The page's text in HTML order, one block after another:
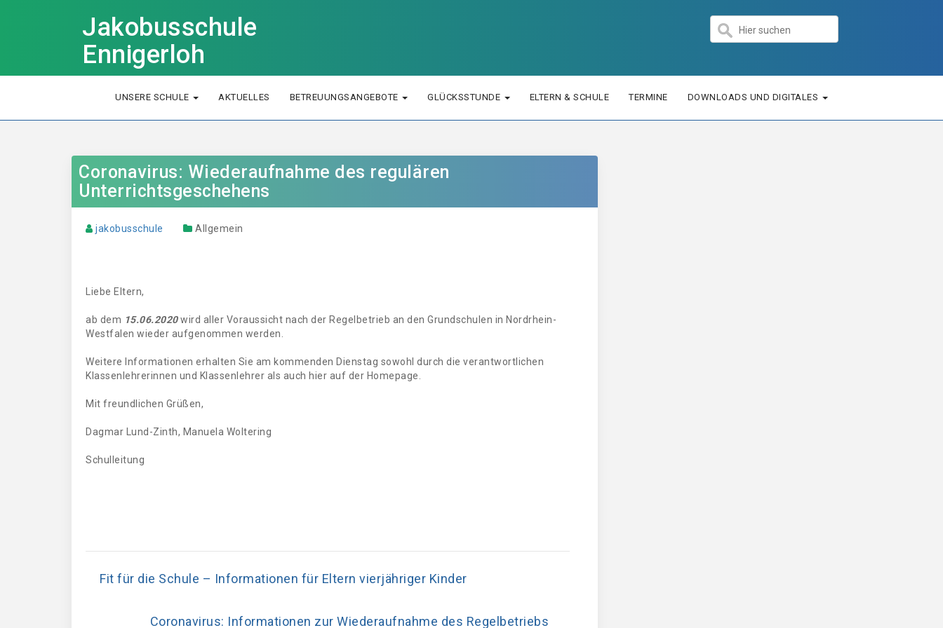
Jakobusschule
Ennigerloh
UNSERE SCHULE AKTUELLES BETREUUNGSANGEBOTE GLÜCKSSTUNDE ELTERN & SCHULE TERMINE DOWNLOADS UND DIGITALES
Coronavirus: Wiederaufnahme des regulären
Unterrichtsgeschehens
jakobusschule Allgemein
Liebe Eltern,
ab dem 15.06.2020wird aller Voraussicht nach der Regelbetrieb an den Grundschulen in Nordrhein-
Westfalen wieder aufgenommen werden.
Weitere Informationen erhalten Sie am kommenden Dienstag sowohl durch die verantwortlichen
Klassenlehrerinnen und Klassenlehrer als auch hier auf der Homepage.
Mit freundlichen Grüßen,
Dagmar Lund-Zinth, Manuela Woltering
Schulleitung
Fit für die Schule – Informationen für Eltern vierjähriger Kinder
Coronavirus: Informationen zur Wiederaufnahme des Regelbetriebs